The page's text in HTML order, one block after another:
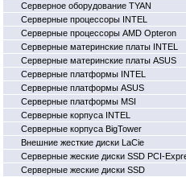
Серверное оборудование TYAN
Серверные процессоры INTEL
Серверные процессоры AMD Opteron
Серверные материнские платы INTEL
Серверные материнские платы ASUS
Серверные платформы INTEL
Серверные платформы ASUS
Серверные платформы MSI
Серверные корпуса INTEL
Серверные корпуса BigTower
Внешние жесткие диски LaCie
Серверные жеские диски SSD PCI-
Серверные жеские диски SSD